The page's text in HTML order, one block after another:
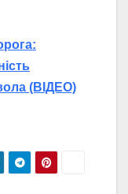
(ВІДЕО)